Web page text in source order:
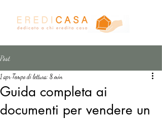
Post
Guida completa ai
documenti per vendere un
1 apr Tempo di lettura: 8 min